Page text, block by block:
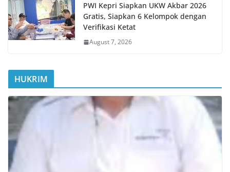
PWI Kepri Siapkan UKW Akbar 2026
Gratis, Siapkan 6 Kelompok dengan
Verifikasi Ketat
August 7, 2026
HUKRIM